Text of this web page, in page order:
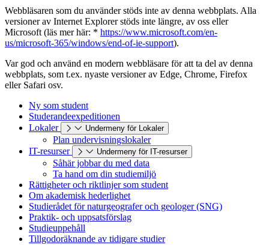
Webbläsaren som du använder stöds inte av denna webbplats. Alla
versioner av Internet Explorer stöds inte längre, av oss eller
Microsoft (läs mer här: * https://www.microsoft.com/en-
us/microsoft-365/windows/end-of-ie-support).
Var god och använd en modern webbläsare för att ta del av denna
webbplats, som t.ex. nyaste versioner av Edge, Chrome, Firefox
eller Safari osv.
Ny som student
Studerandeexpeditionen
Lokaler
Undermeny för Lokaler
Plan undervisningslokaler
IT-resurser
Undermeny för IT-resurser
Såhär jobbar du med data
Ta hand om din studiemiljö
Rättigheter och riktlinjer som student
Om akademisk hederlighet
Studierådet för naturgeografer och geologer (SNG)
Praktik- och uppsatsförslag
Studieuppehåll
Tillgodoräknande av tidigare studier